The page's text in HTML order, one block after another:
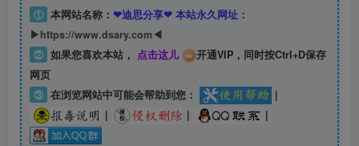
① 本网站名称： ❤迪思分享❤ 本站永久网址：
▶https://www.dsary.com◀
② 如果您喜欢本站， 点击这儿
开通VIP，同时按Ctrl+D保存
网页
③ 在浏览网站中可能会帮助到您：
|
|
| |